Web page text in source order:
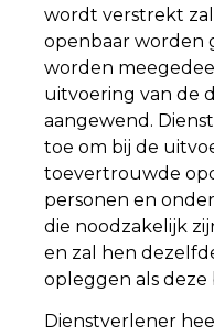
wordt verstrekt
openbaar worden
worden
uitvoering van de
aangewend.
toe om bij de
toevertrouwde
personen en
die noodzakelijk
en zal hen
opleggen als deze
Dienstverlener